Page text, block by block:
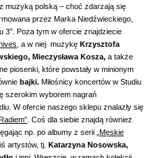
muzyką polską – choć zdarzają się
przez Marka Niedźwieckiego,
3”. Poza tym w ofercie znajdziecie
, a w niej muzykę Krzysztofa
Mieczysława Kosza, a także
piosenki, które powstały w minionym
bajki. Miłośnicy koncertów w Studiu
szerokim wyborem nagrań
W ofercie naszego sklepu znalazły się
. Coś dla siebie znajdą również
np. po albumy z serii „Męskie
artystów, tj. Katarzyna Nosowska,